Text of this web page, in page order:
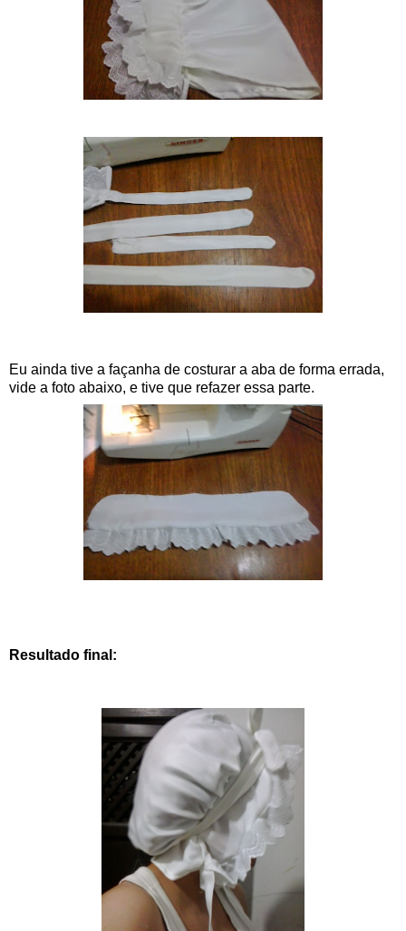
Eu ainda tive a façanha de costurar a aba de forma errada,
vide a foto abaixo, e tive que refazer essa parte.
Resultado final: